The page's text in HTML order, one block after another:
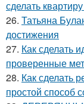
сделать
26. Татьяна
достижения
27. Как сделать
проверенные
28. Как сделать
простой способ